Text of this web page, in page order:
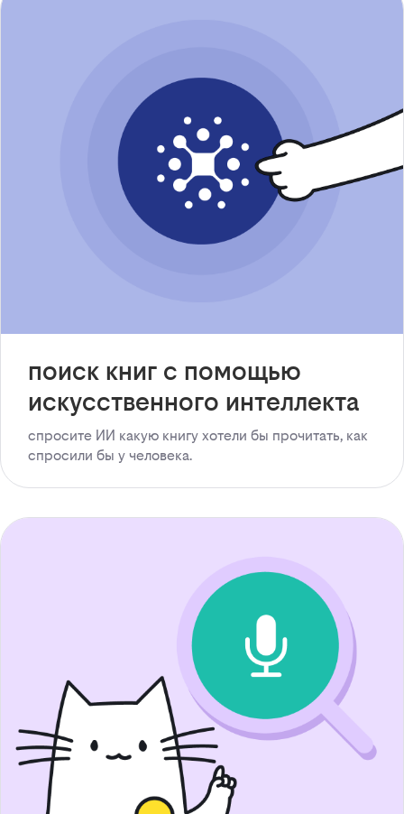
поиск книг с помощью
искусственного интеллекта
спросите ИИ какую книгу хотели бы прочитать, как
спросили бы у человека.